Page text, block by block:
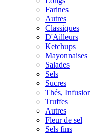
Farines
Autres
Classiques
D'Ailleurs
Ketchups
Mayonnaises
Salades
Sels
Sucres
Thés,
Truffes
Autres
Fleur de sel
Sels fins